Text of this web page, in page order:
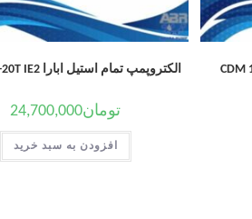
الکتروپمپ تمام استیل ابارا CD/E 200-20T IE2
تومان24,700,000
افزودن به سبد خرید